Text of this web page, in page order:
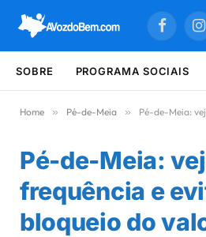
SOBRE PROGRAMA SOCIAIS
Home » Pé-de-Meia » Pé-de-Meia: veja
Pé-de-Meia:
frequência e
bloqueio do